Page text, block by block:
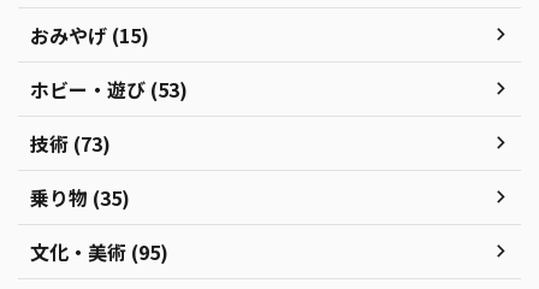
おみやげ (15)
ホビー・遊び (53)
技術 (73)
乗り物 (35)
文化・美術 (95)